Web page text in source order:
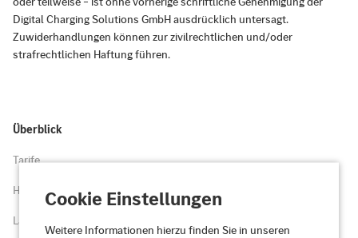
Digital Charging Solutions GmbH ausdrücklich untersagt.
Zuwiderhandlungen können zur zivilrechtlichen und/oder
strafrechtlichen Haftung führen.
Überblick
Tarife
Highlights
Ladenetz
Cookie Einstellungen
Weitere Informationen hierzu finden Sie in unseren